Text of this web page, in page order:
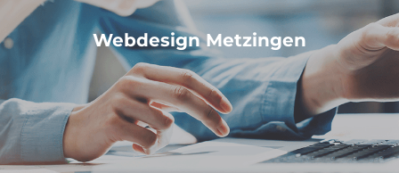
Webdesign Metzingen